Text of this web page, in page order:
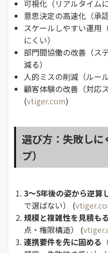
可視化（リアルタイム
意思決定の高速化（承
スケールしやすい運用
にくい）
部門間協働の改善（ス
減る）
人的ミスの削減（ルー
顧客体験の改善（対応
(vtiger.com)
選び方：失敗し
プ）
3〜5年後の姿から逆算
で選ばない） (
規模と複雑性を見積もる
点・権限構造） (
連携要件を先に固める